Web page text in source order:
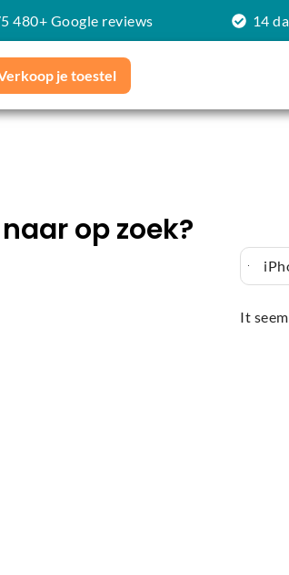
480+ Google reviews 14
je toestel
op zoek?
It